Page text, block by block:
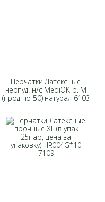
Перчатки Латексные
неопуд. н/с MediOK р. М
(прод по 50) натурал 6103